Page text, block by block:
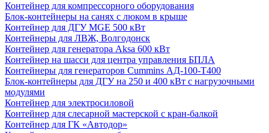
Контейнер для компрессорного оборудования
Блок-контейнеры на санях с люком в крыше
Контейнер для ДГУ MGE 500 кВт
Контейнеры для ЛВЖ, Волгодонск
Контейнер для генератора Aksa 600 кВт
Контейнер на шасси для центра управления БПЛА
Контейнеры для генераторов Cummins АД-100-Т400
Блок-контейнеры для ДГУ на 250 и 400 кВт с нагрузочными
модулями
Контейнер для электросиловой
Контейнер для слесарной мастерской с кран-балкой
Контейнер для ГК «Автодор»